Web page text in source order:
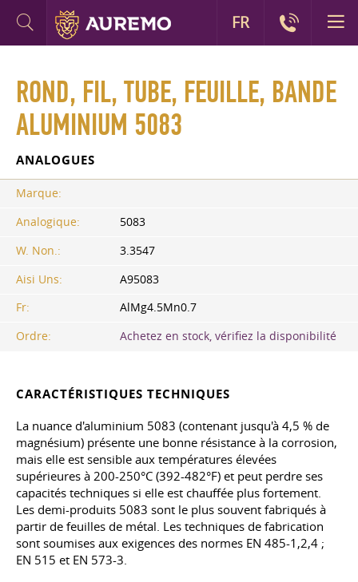
ROND, FIL, TUBE, FEUILLE, BANDE
ALUMINIUM 5083
ANALOGUES
Marque:
Analogique:
5083
W. Non.:
3.3547
Aisi Uns:
A95083
Fr:
AlMg4.5Mn0.7
Ordre:
Achetez en stock, vérifiez la disponibilité
CARACTÉRISTIQUES TECHNIQUES
La nuance d'aluminium 5083 (contenant jusqu'à 4,5 % de
magnésium) présente une bonne résistance à la corrosion,
mais elle est sensible aux températures élevées
supérieures à 200-250°C (392-482°F) et peut perdre ses
capacités techniques si elle est chauffée plus fortement.
Les demi-produits 5083 sont le plus souvent fabriqués à
partir de feuilles de métal. Les techniques de fabrication
sont soumises aux exigences des normes EN 485-1,2,4 ;
EN 515 et EN 573-3.
FR